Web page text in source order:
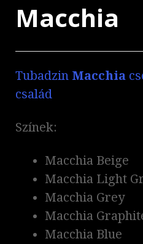
Macchia
Tubadzin Macchia
család
Színek:
Macchia Beige
Macchia Light
Macchia Grey
Macchia
Macchia Blue